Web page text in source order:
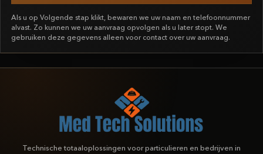
Als u op Volgende stap klikt, bewaren we uw naam en telefoonnummer
alvast. Zo kunnen we uw aanvraag opvolgen als u later stopt. We
gebruiken deze gegevens alleen voor contact over uw aanvraag.
Technische totaaloplossingen voor particulieren en bedrijven in